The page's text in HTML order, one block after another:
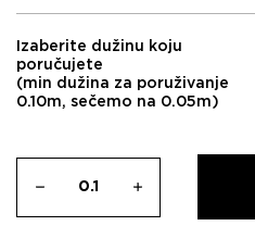
Izaberite dužinu koju
poručujete
(min dužina za poruživanje
0.10m, sečemo na 0.05m)